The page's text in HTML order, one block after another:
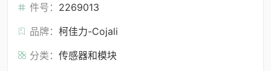
件号： 2269013
品牌： 柯佳力-Cojali
分类： 传感器和模块